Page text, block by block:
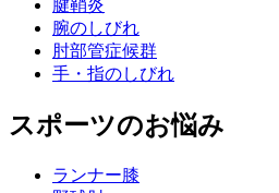
腱鞘炎
腕のしびれ
肘部管症候群
手・指のしびれ
スポーツのお悩み
ランナー膝